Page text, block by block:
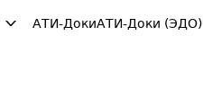
АТИ-ДокиАТИ-Доки (ЭДО)